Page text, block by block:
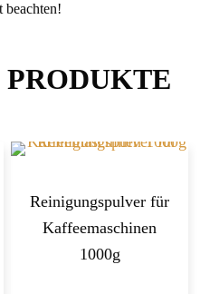
beachten!
Reinigungspulver für
Kaffeemaschinen
1000g